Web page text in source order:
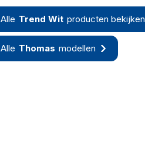
Alle Trend Wit producten bekijken
Alle Thomas modellen